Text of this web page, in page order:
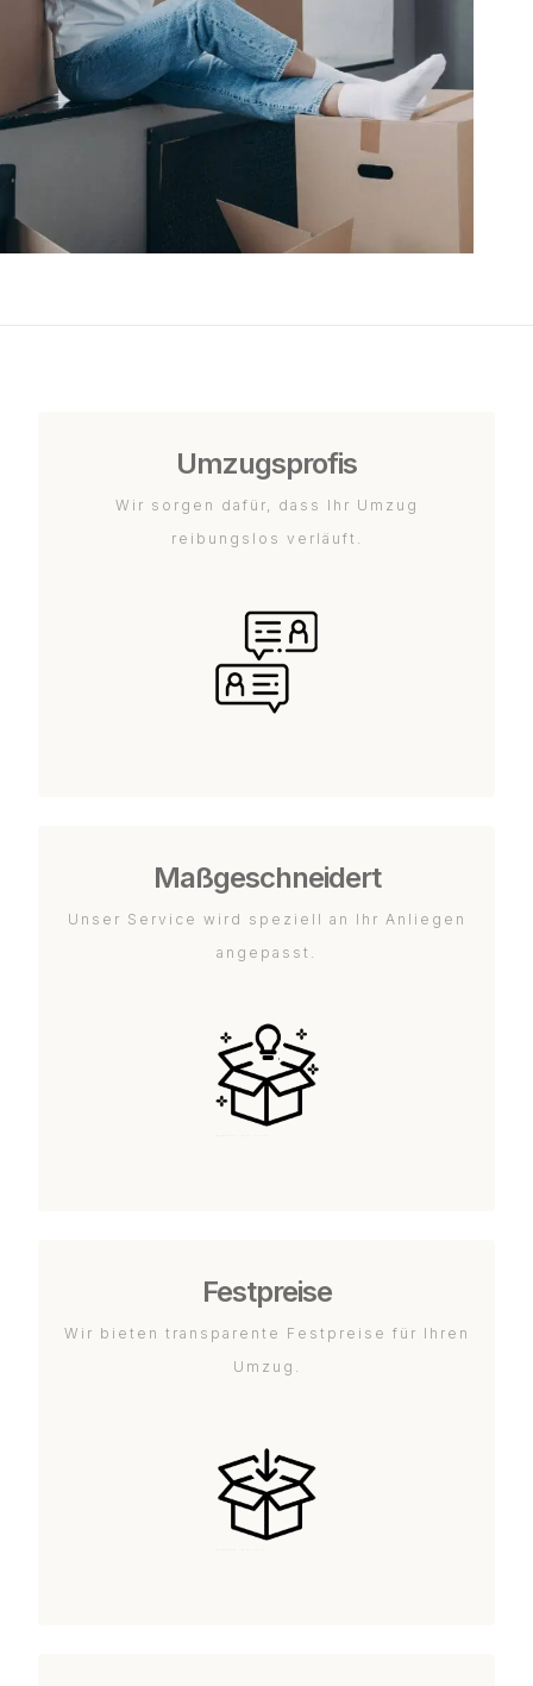
Umzugsprofis
Wir sorgen dafür, dass Ihr Umzug
reibungslos verläuft.
Maßgeschneidert
Unser Service wird speziell an Ihr Anliegen
angepasst.
Festpreise
Wir bieten transparente Festpreise für Ihren
Umzug.